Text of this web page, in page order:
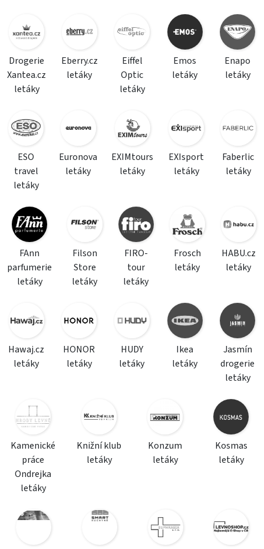
Drogerie
Xantea.cz
letáky
Eberry.cz
letáky
Eiffel
Optic
letáky
Emos
letáky
Enapo
letáky
ESO
travel
letáky
Euronova
letáky
EXIMtours
letáky
EXIsport
letáky
Faberlic
letáky
FAnn
parfumerie
letáky
Filson
Store
letáky
FIRO-
tour
letáky
Frosch
letáky
HABU.cz
letáky
Hawaj.cz
letáky
HONOR
letáky
HUDY
letáky
Ikea
letáky
Jasmín
drogerie
letáky
Kamenické
práce
Ondrejka
letáky
Knižní klub
letáky
Konzum
letáky
Kosmas
letáky